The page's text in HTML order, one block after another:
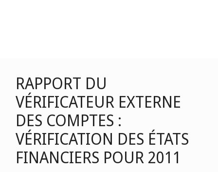
RAPPORT DU
VÉRIFICATEUR EXTERNE
DES COMPTES :
VÉRIFICATION DES ÉTATS
FINANCIERS POUR 2011